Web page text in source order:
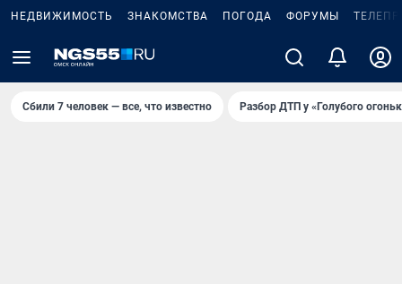
НЕДВИЖИМОСТЬ ЗНАКОМСТВА ПОГОДА ФОРУМЫ
Сбили 7 человек — все, что известно Разбор ДТП у «Голубого